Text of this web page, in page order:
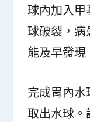
球內加入
球破裂，
能及早發現
完成胃內
取出水球。